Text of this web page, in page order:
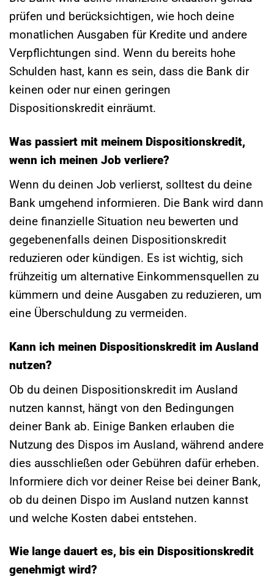
prüfen und berücksichtigen, wie hoch deine
monatlichen Ausgaben für Kredite und andere
Verpflichtungen sind. Wenn du bereits hohe
Schulden hast, kann es sein, dass die Bank dir
keinen oder nur einen geringen
Dispositionskredit einräumt.
Was passiert mit meinem Dispositionskredit,
wenn ich meinen Job verliere?
Wenn du deinen Job verlierst, solltest du deine
Bank umgehend informieren. Die Bank wird dann
deine finanzielle Situation neu bewerten und
gegebenenfalls deinen Dispositionskredit
reduzieren oder kündigen. Es ist wichtig, sich
frühzeitig um alternative Einkommensquellen zu
kümmern und deine Ausgaben zu reduzieren, um
eine Überschuldung zu vermeiden.
Kann ich meinen Dispositionskredit im Ausland
nutzen?
Ob du deinen Dispositionskredit im Ausland
nutzen kannst, hängt von den Bedingungen
deiner Bank ab. Einige Banken erlauben die
Nutzung des Dispos im Ausland, während andere
dies ausschließen oder Gebühren dafür erheben.
Informiere dich vor deiner Reise bei deiner Bank,
ob du deinen Dispo im Ausland nutzen kannst
und welche Kosten dabei entstehen.
Wie lange dauert es, bis ein Dispositionskredit
genehmigt wird?